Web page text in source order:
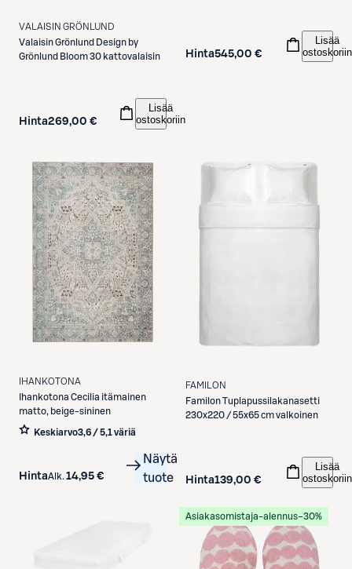
VALAISIN GRÖNLUND
Valaisin Grönlund Design by
Grönlund Bloom 30 kattovalaisin
Hinta269,00 €
Lisää
ostoskoriin
Hinta545,00 €
Lisää
ostoskoriin
IHANKOTONA
Ihankotona Cecilia itämainen
matto, beige-sininen
Keskiarvo3,6 / 5,1 väriä
HintaAlk. 14,95 €
Näytä
tuote
FAMILON
FamilonTuplapussilakanasetti
230x220 / 55x65 cm valkoinen
Hinta139,00 €
Lisää
ostoskoriin
Asiakasomistaja-alennus−30%